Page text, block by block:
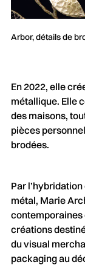
Arbor, détails de
En 2022, elle
métallique. Elle
des maisons,
pièces
brodées.
Par
métal, Marie
contemporaines
créations
du visual
packaging au